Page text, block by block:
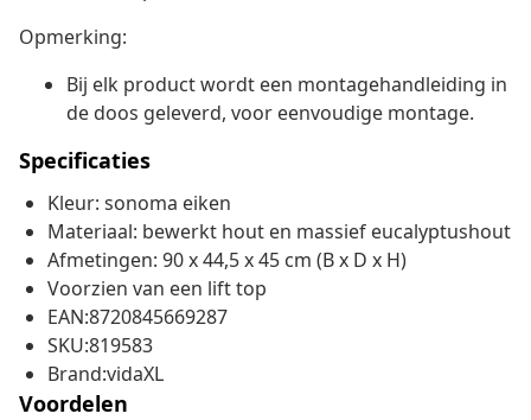
Opmerking:
Bij elk product wordt een montagehandleiding in
de doos geleverd, voor eenvoudige montage.
Specificaties
Kleur: sonoma eiken
Materiaal: bewerkt hout en massief eucalyptushout
Afmetingen: 90 x 44,5 x 45 cm (B x D x H)
Voorzien van een lift top
EAN:8720845669287
SKU:819583
Brand:vidaXL
Voordelen